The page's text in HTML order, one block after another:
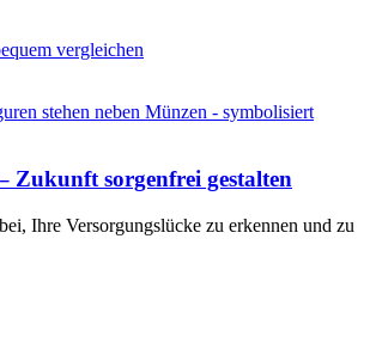
vergleichen
Zukunft sorgenfrei gestalten
Ihre Versorgungslücke zu erkennen und zu